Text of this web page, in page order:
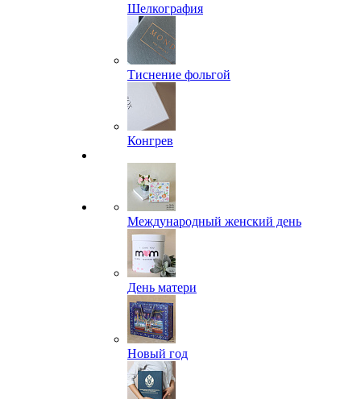
Шелкография
Тиснение фольгой
Конгрев
Международный женский день
День матери
Новый год